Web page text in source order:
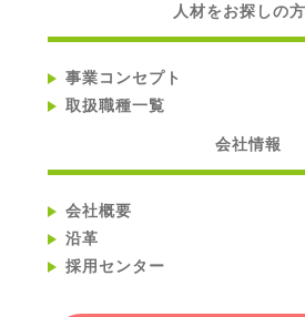
人材をお探しの
事業コンセプト
取扱職種一覧
会社情報
会社概要
沿革
採用センター